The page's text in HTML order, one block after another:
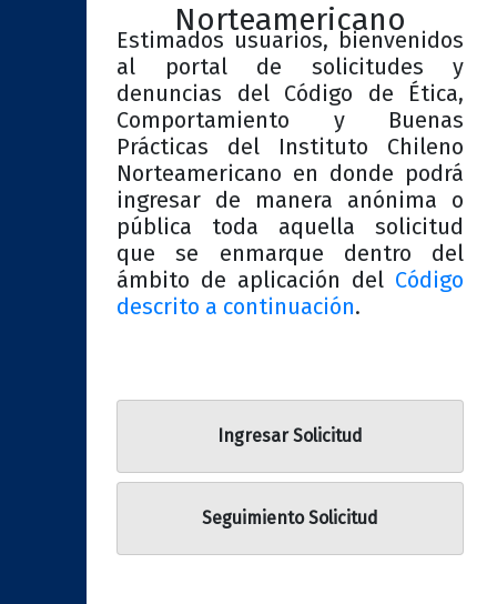
Norteamericano
Estimados usuarios, bienvenidos
al portal de solicitudes y
denuncias del Código de Ética,
Comportamiento y Buenas
Prácticas del Instituto Chileno
Norteamericano en donde podrá
ingresar de manera anónima o
pública toda aquella solicitud
que se enmarque dentro del
ámbito de aplicación del Código
descrito a continuación.
Ingresar Solicitud
Seguimiento Solicitud